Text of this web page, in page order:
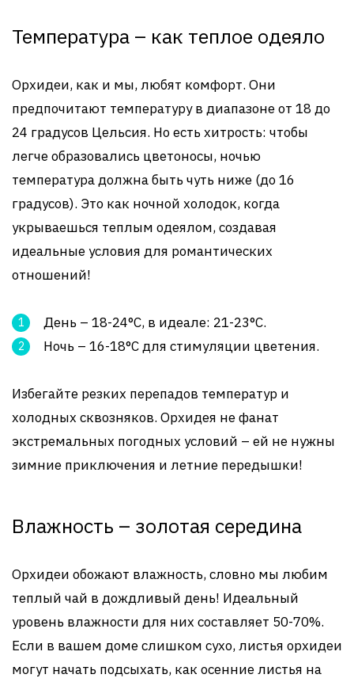
Температура – как теплое одеяло
Орхидеи, как и мы, любят комфорт. Они
предпочитают температуру в диапазоне от 18 до
24 градусов Цельсия. Но есть хитрость: чтобы
легче образовались цветоносы, ночью
температура должна быть чуть ниже (до 16
градусов). Это как ночной холодок, когда
укрываешься теплым одеялом, создавая
идеальные условия для романтических
отношений!
День – 18-24°C, в идеале: 21-23°C.
Ночь – 16-18°C для стимуляции цветения.
Избегайте резких перепадов температур и
холодных сквозняков. Орхидея не фанат
экстремальных погодных условий – ей не нужны
зимние приключения и летние передышки!
Влажность – золотая середина
Орхидеи обожают влажность, словно мы любим
теплый чай в дождливый день! Идеальный
уровень влажности для них составляет 50-70%.
Если в вашем доме слишком сухо, листья орхидеи
могут начать подсыхать, как осенние листья на